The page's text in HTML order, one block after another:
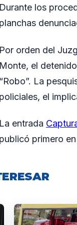
Durante los
planchas
Por orden del
Monte, el
“Robo”. La
policiales, el
La entrada
publicó primero